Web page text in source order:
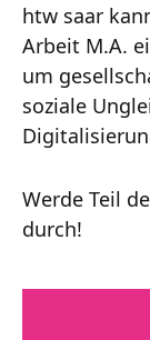
htw saar
Arbeit M.A.
um
soziale
Werde Teil
durch!